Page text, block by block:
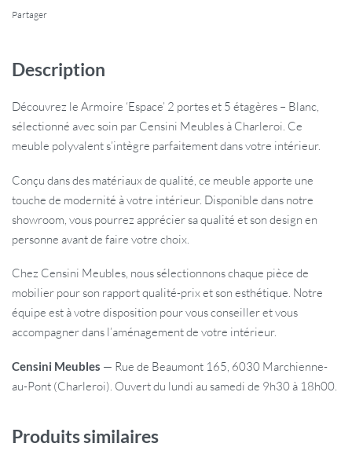
Partager
Description
Découvrez le Armoire ‘Espace’ 2 portes et 5 étagères – Blanc,
sélectionné avec soin par Censini Meubles à Charleroi. Ce
meuble polyvalent s’intègre parfaitement dans votre intérieur.
Conçu dans des matériaux de qualité, ce meuble apporte une
touche de modernité à votre intérieur. Disponible dans notre
showroom, vous pourrez apprécier sa qualité et son design en
personne avant de faire votre choix.
Chez Censini Meubles, nous sélectionnons chaque pièce de
mobilier pour son rapport qualité-prix et son esthétique. Notre
équipe est à votre disposition pour vous conseiller et vous
accompagner dans l’aménagement de votre intérieur.
Censini Meubles — Rue de Beaumont 165, 6030 Marchienne-
au-Pont (Charleroi). Ouvert du lundi au samedi de 9h30 à 18h00.
Produits similaires